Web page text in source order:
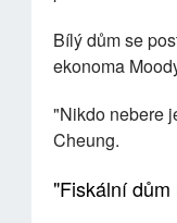
Bílý dům se
ekonoma
"Nikdo nebere
Cheung.
"Fiskální